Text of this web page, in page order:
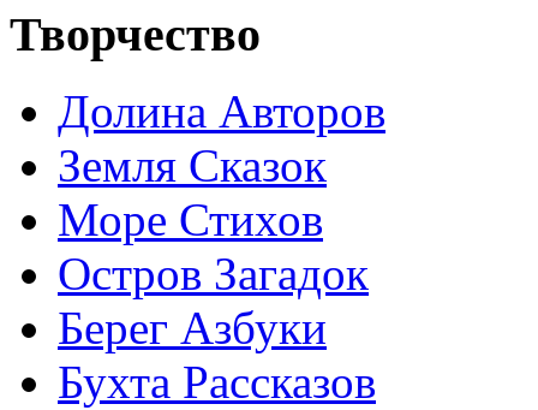
Творчество
Долина Авторов
Земля Сказок
Море Стихов
Остров Загадок
Берег Азбуки
Бухта Рассказов